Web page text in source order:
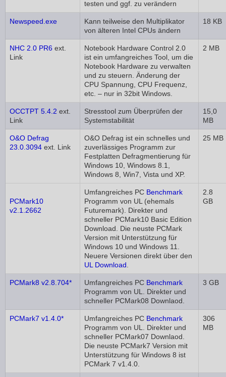
testen und ggf. zu verändern
Newspeed.exe
Kann teilweise den Multiplikator
von älteren Intel CPUs ändern
18 KB
NHC 2.0 PR6 ext.
Link
Notebook Hardware Control 2.0
ist ein umfangreiches Tool, um die
Notebook Hardware zu verwalten
und zu steuern. Änderung der
CPU Spannung, CPU Frequenz,
etc. – nur in 32bit Windows.
2 MB
OCCTPT 5.4.2 ext.
Link
Stresstool zum Überprüfen der
Systemstabilität
15,0
MB
O&O Defrag
23.0.3094 ext. Link
O&O Defrag ist ein schnelles und
zuverlässiges Programm zur
Festplatten Defragmentierung für
Windows 10, Windows 8.1,
Windows 8, Win7, Vista und XP.
25 MB
PCMark10
v2.1.2662
Umfangreiches PC Benchmark
Programm von UL (ehemals
Futuremark). Direkter und
schneller PCMark10 Basic Edition
Download. Die neuste PCMark
Version mit Unterstützung für
Windows 10 und Windows 11.
Neuere Versionen direkt über den
UL Download.
2.8
GB
PCMark8 v2.8.704* Umfangreiches PC Benchmark
Programm von UL. Direkter und
schneller PCMark08 Downlaod.
3 GB
PCMark7 v1.4.0* Umfangreiches PC Benchmark
Programm von UL. Direkter und
schneller PCMark07 Downlaod.
Die neuste PCMark7 Version mit
Unterstützung für Windows 8 ist
PCMark 7 v1.4.0.
306
MB